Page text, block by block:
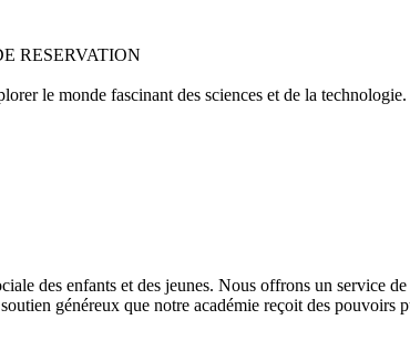
RESERVATION
le monde fascinant des sciences et de la
des enfants et des jeunes. Nous offrons un service
généreux que notre académie reçoit des pouvoirs